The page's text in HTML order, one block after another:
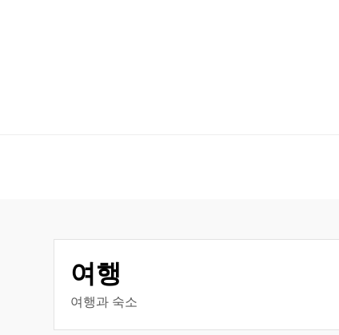
여행
여행과 숙소